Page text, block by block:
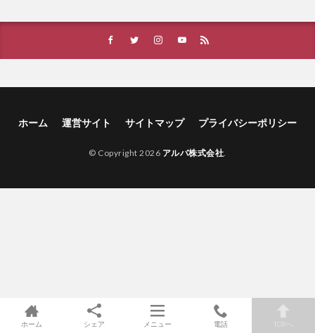
ホーム 運営サイト サイトマップ プライバシーポリシー
© Copyright 2026 アルバ株式会社.
ホーム シェア メニュー 電話 TOPへ